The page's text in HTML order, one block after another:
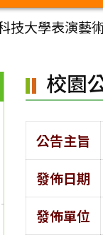
技大學表演藝
校園
公告主旨
發佈日期
發佈單位